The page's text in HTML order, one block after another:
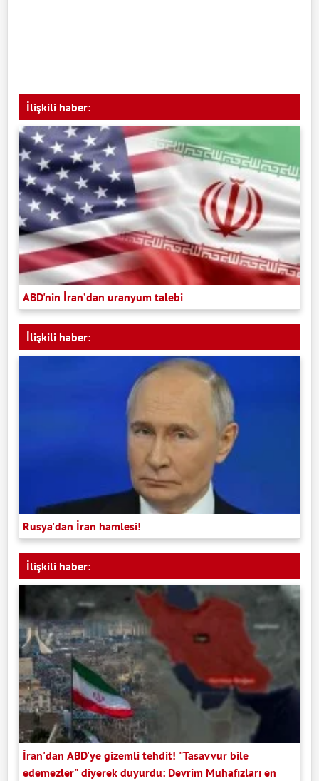
İlişkili haber:
ABD'nin İran’dan uranyum talebi
İlişkili haber:
Rusya'dan İran hamlesi!
İlişkili haber:
İran'dan ABD'ye gizemli tehdit! "Tasavvur bile
edemezler" diyerek duyurdu: Devrim Muhafızları en